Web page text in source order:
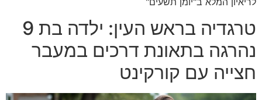
טרגדיה בראש העין: ילדה בת 9
נהרגה בתאונת דרכים במעבר
חצייה עם קורקינט